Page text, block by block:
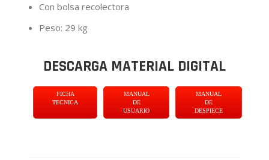
Con bolsa recolectora
Peso: 29 kg
DESCARGA MATERIAL DIGITAL
FICHA
TECNICA
MANUAL
DE
USUARIO
MANUAL
DE
DESPIECE